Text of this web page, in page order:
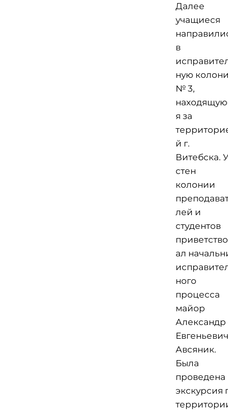
Далее
учащиеся
в
ную
№ 3,
я за
й г.
Витебска.
стен
колонии
лей и
студентов
ал
ного
процесса
майор
Александр
Евгеньевич
Авсяник.
Была
проведена
экскурсия